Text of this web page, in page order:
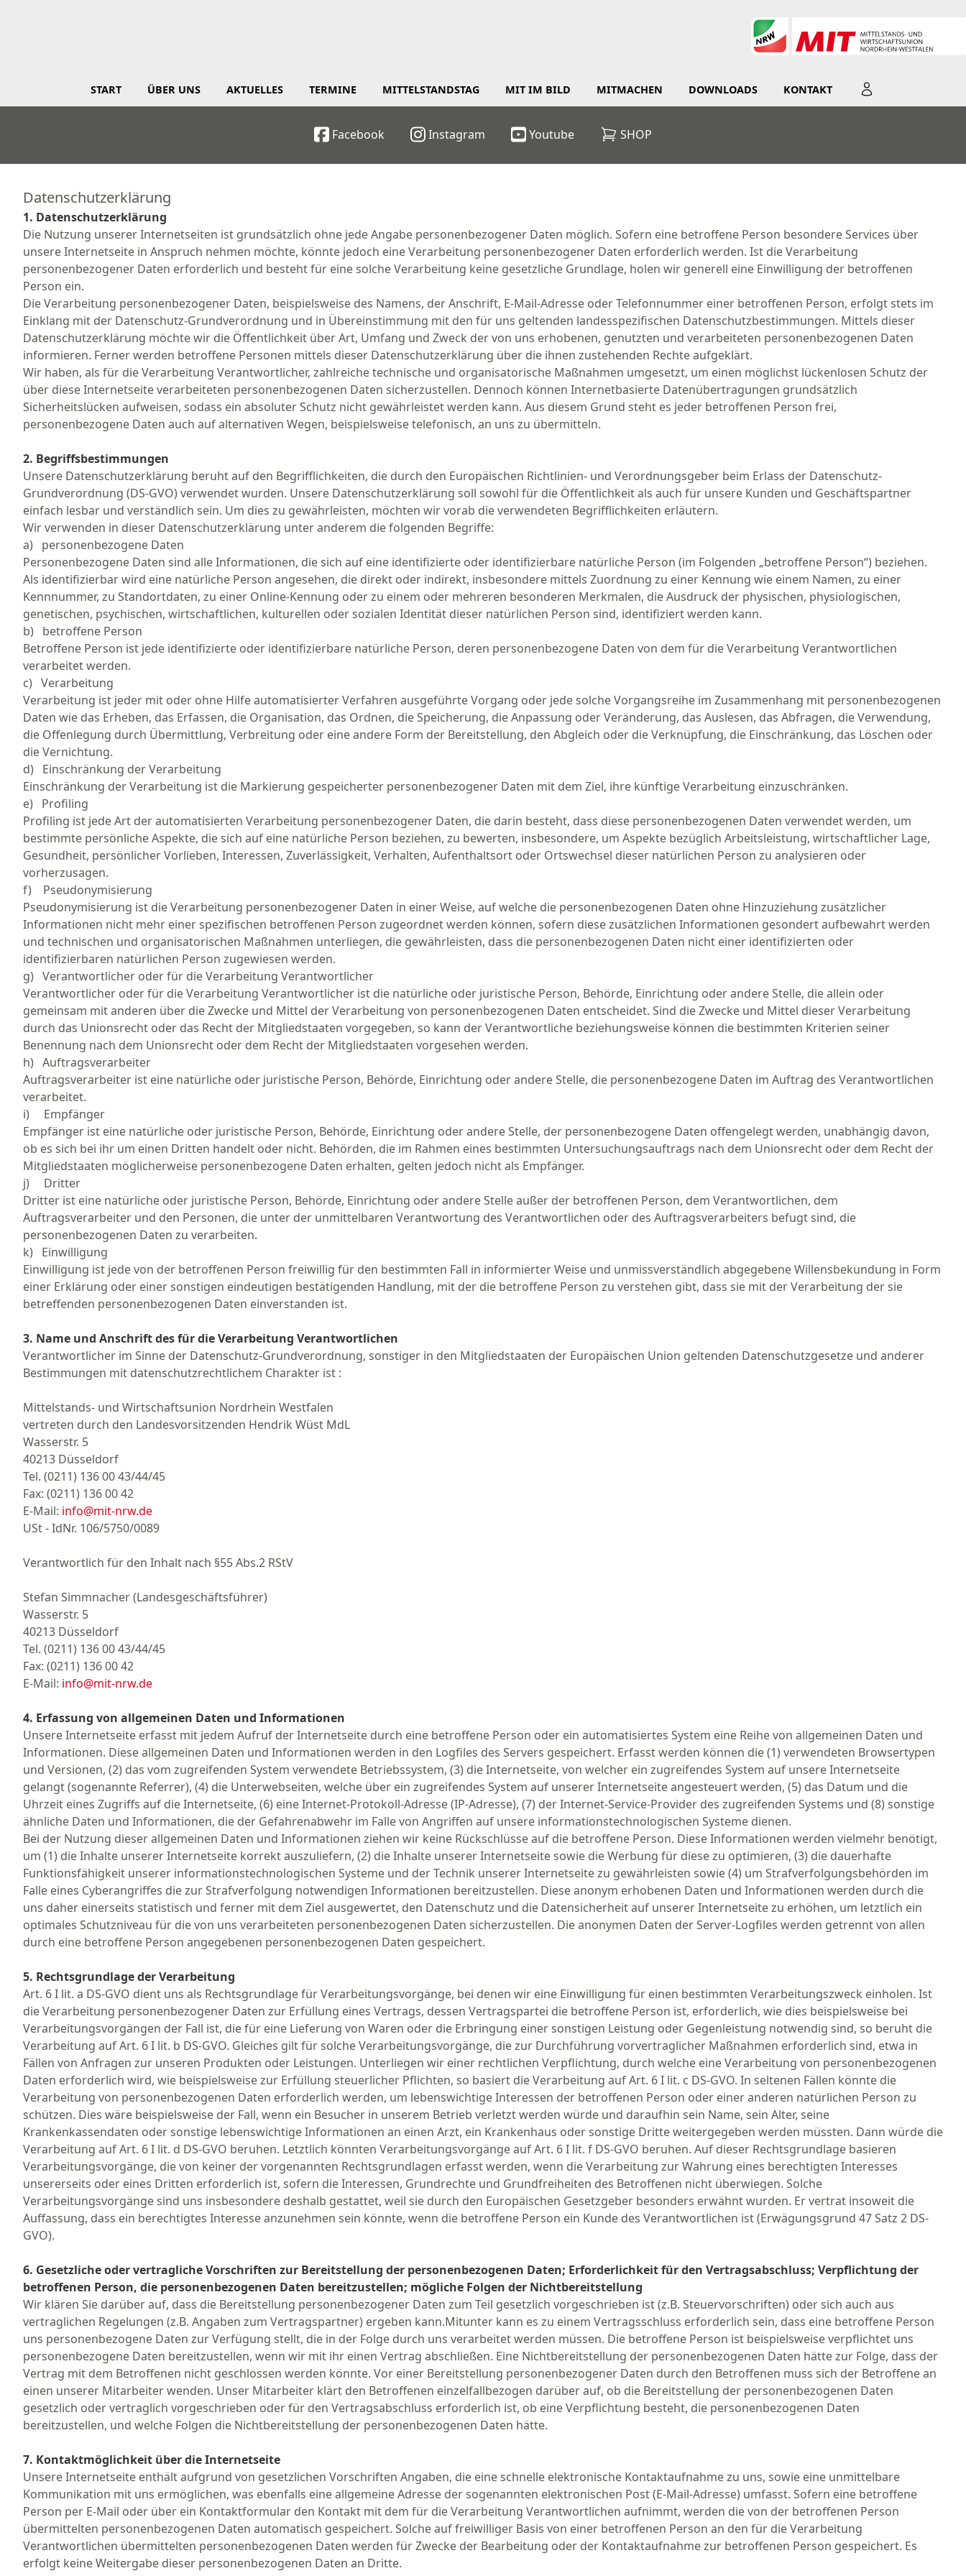
START ÜBER UNS AKTUELLES TERMINE MITTELSTANDSTAG MIT IM BILD MITMACHEN DOWNLOADS KONTAKT
Facebook Instagram Youtube SHOP
Datenschutzerklärung
1. Datenschutzerklärung
Die Nutzung unserer Internetseiten ist grundsätzlich ohne jede Angabe personenbezogener Daten möglich. Sofern eine betroffene Person besondere Services über
unsere Internetseite in Anspruch nehmen möchte, könnte jedoch eine Verarbeitung personenbezogener Daten erforderlich werden. Ist die Verarbeitung
personenbezogener Daten erforderlich und besteht für eine solche Verarbeitung keine gesetzliche Grundlage, holen wir generell eine Einwilligung der betroffenen
Person ein.
Die Verarbeitung personenbezogener Daten, beispielsweise des Namens, der Anschrift, E-Mail-Adresse oder Telefonnummer einer betroffenen Person, erfolgt stets im
Einklang mit der Datenschutz-Grundverordnung und in Übereinstimmung mit den für uns geltenden landesspezifischen Datenschutzbestimmungen. Mittels dieser
Datenschutzerklärung möchte wir die Öffentlichkeit über Art, Umfang und Zweck der von uns erhobenen, genutzten und verarbeiteten personenbezogenen Daten
informieren. Ferner werden betroffene Personen mittels dieser Datenschutzerklärung über die ihnen zustehenden Rechte aufgeklärt.
Wir haben, als für die Verarbeitung Verantwortlicher, zahlreiche technische und organisatorische Maßnahmen umgesetzt, um einen möglichst lückenlosen Schutz der
über diese Internetseite verarbeiteten personenbezogenen Daten sicherzustellen. Dennoch können Internetbasierte Datenübertragungen grundsätzlich
Sicherheitslücken aufweisen, sodass ein absoluter Schutz nicht gewährleistet werden kann. Aus diesem Grund steht es jeder betroffenen Person frei,
personenbezogene Daten auch auf alternativen Wegen, beispielsweise telefonisch, an uns zu übermitteln.
2. Begriffsbestimmungen
Unsere Datenschutzerklärung beruht auf den Begrifflichkeiten, die durch den Europäischen Richtlinien- und Verordnungsgeber beim Erlass der Datenschutz-
Grundverordnung (DS-GVO) verwendet wurden. Unsere Datenschutzerklärung soll sowohl für die Öffentlichkeit als auch für unsere Kunden und Geschäftspartner
einfach lesbar und verständlich sein. Um dies zu gewährleisten, möchten wir vorab die verwendeten Begrifflichkeiten erläutern.
Wir verwenden in dieser Datenschutzerklärung unter anderem die folgenden Begriffe:
a) personenbezogene Daten
Personenbezogene Daten sind alle Informationen, die sich auf eine identifizierte oder identifizierbare natürliche Person (im Folgenden „betroffene Person“) beziehen.
Als identifizierbar wird eine natürliche Person angesehen, die direkt oder indirekt, insbesondere mittels Zuordnung zu einer Kennung wie einem Namen, zu einer
Kennnummer, zu Standortdaten, zu einer Online-Kennung oder zu einem oder mehreren besonderen Merkmalen, die Ausdruck der physischen, physiologischen,
genetischen, psychischen, wirtschaftlichen, kulturellen oder sozialen Identität dieser natürlichen Person sind, identifiziert werden kann.
b) betroffene Person
Betroffene Person ist jede identifizierte oder identifizierbare natürliche Person, deren personenbezogene Daten von dem für die Verarbeitung Verantwortlichen
verarbeitet werden.
c) Verarbeitung
Verarbeitung ist jeder mit oder ohne Hilfe automatisierter Verfahren ausgeführte Vorgang oder jede solche Vorgangsreihe im Zusammenhang mit personenbezogenen
Daten wie das Erheben, das Erfassen, die Organisation, das Ordnen, die Speicherung, die Anpassung oder Veränderung, das Auslesen, das Abfragen, die Verwendung,
die Offenlegung durch Übermittlung, Verbreitung oder eine andere Form der Bereitstellung, den Abgleich oder die Verknüpfung, die Einschränkung, das Löschen oder
die Vernichtung.
d) Einschränkung der Verarbeitung
Einschränkung der Verarbeitung ist die Markierung gespeicherter personenbezogener Daten mit dem Ziel, ihre künftige Verarbeitung einzuschränken.
e) Profiling
Profiling ist jede Art der automatisierten Verarbeitung personenbezogener Daten, die darin besteht, dass diese personenbezogenen Daten verwendet werden, um
bestimmte persönliche Aspekte, die sich auf eine natürliche Person beziehen, zu bewerten, insbesondere, um Aspekte bezüglich Arbeitsleistung, wirtschaftlicher Lage,
Gesundheit, persönlicher Vorlieben, Interessen, Zuverlässigkeit, Verhalten, Aufenthaltsort oder Ortswechsel dieser natürlichen Person zu analysieren oder
vorherzusagen.
f) Pseudonymisierung
Pseudonymisierung ist die Verarbeitung personenbezogener Daten in einer Weise, auf welche die personenbezogenen Daten ohne Hinzuziehung zusätzlicher
Informationen nicht mehr einer spezifischen betroffenen Person zugeordnet werden können, sofern diese zusätzlichen Informationen gesondert aufbewahrt werden
und technischen und organisatorischen Maßnahmen unterliegen, die gewährleisten, dass die personenbezogenen Daten nicht einer identifizierten oder
identifizierbaren natürlichen Person zugewiesen werden.
g) Verantwortlicher oder für die Verarbeitung Verantwortlicher
Verantwortlicher oder für die Verarbeitung Verantwortlicher ist die natürliche oder juristische Person, Behörde, Einrichtung oder andere Stelle, die allein oder
gemeinsam mit anderen über die Zwecke und Mittel der Verarbeitung von personenbezogenen Daten entscheidet. Sind die Zwecke und Mittel dieser Verarbeitung
durch das Unionsrecht oder das Recht der Mitgliedstaaten vorgegeben, so kann der Verantwortliche beziehungsweise können die bestimmten Kriterien seiner
Benennung nach dem Unionsrecht oder dem Recht der Mitgliedstaaten vorgesehen werden.
h) Auftragsverarbeiter
Auftragsverarbeiter ist eine natürliche oder juristische Person, Behörde, Einrichtung oder andere Stelle, die personenbezogene Daten im Auftrag des Verantwortlichen
verarbeitet.
i) Empfänger
Empfänger ist eine natürliche oder juristische Person, Behörde, Einrichtung oder andere Stelle, der personenbezogene Daten offengelegt werden, unabhängig davon,
ob es sich bei ihr um einen Dritten handelt oder nicht. Behörden, die im Rahmen eines bestimmten Untersuchungsauftrags nach dem Unionsrecht oder dem Recht der
Mitgliedstaaten möglicherweise personenbezogene Daten erhalten, gelten jedoch nicht als Empfänger.
j) Dritter
Dritter ist eine natürliche oder juristische Person, Behörde, Einrichtung oder andere Stelle außer der betroffenen Person, dem Verantwortlichen, dem
Auftragsverarbeiter und den Personen, die unter der unmittelbaren Verantwortung des Verantwortlichen oder des Auftragsverarbeiters befugt sind, die
personenbezogenen Daten zu verarbeiten.
k) Einwilligung
Einwilligung ist jede von der betroffenen Person freiwillig für den bestimmten Fall in informierter Weise und unmissverständlich abgegebene Willensbekundung in Form
einer Erklärung oder einer sonstigen eindeutigen bestätigenden Handlung, mit der die betroffene Person zu verstehen gibt, dass sie mit der Verarbeitung der sie
betreffenden personenbezogenen Daten einverstanden ist.
3. Name und Anschrift des für die Verarbeitung Verantwortlichen
Verantwortlicher im Sinne der Datenschutz-Grundverordnung, sonstiger in den Mitgliedstaaten der Europäischen Union geltenden Datenschutzgesetze und anderer
Bestimmungen mit datenschutzrechtlichem Charakter ist :
Mittelstands- und Wirtschaftsunion Nordrhein Westfalen
vertreten durch den Landesvorsitzenden Hendrik Wüst MdL
Wasserstr. 5
40213 Düsseldorf
Tel. (0211) 136 00 43/44/45
Fax: (0211) 136 00 42
E-Mail: info@mit-nrw.de
USt - IdNr. 106/5750/0089
Verantwortlich für den Inhalt nach §55 Abs.2 RStV
Stefan Simmnacher (Landesgeschäftsführer)
Wasserstr. 5
40213 Düsseldorf
Tel. (0211) 136 00 43/44/45
Fax: (0211) 136 00 42
E-Mail: info@mit-nrw.de
4. Erfassung von allgemeinen Daten und Informationen
Unsere Internetseite erfasst mit jedem Aufruf der Internetseite durch eine betroffene Person oder ein automatisiertes System eine Reihe von allgemeinen Daten und
Informationen. Diese allgemeinen Daten und Informationen werden in den Logfiles des Servers gespeichert. Erfasst werden können die (1) verwendeten Browsertypen
und Versionen, (2) das vom zugreifenden System verwendete Betriebssystem, (3) die Internetseite, von welcher ein zugreifendes System auf unsere Internetseite
gelangt (sogenannte Referrer), (4) die Unterwebseiten, welche über ein zugreifendes System auf unserer Internetseite angesteuert werden, (5) das Datum und die
Uhrzeit eines Zugriffs auf die Internetseite, (6) eine Internet-Protokoll-Adresse (IP-Adresse), (7) der Internet-Service-Provider des zugreifenden Systems und (8) sonstige
ähnliche Daten und Informationen, die der Gefahrenabwehr im Falle von Angriffen auf unsere informationstechnologischen Systeme dienen.
Bei der Nutzung dieser allgemeinen Daten und Informationen ziehen wir keine Rückschlüsse auf die betroffene Person. Diese Informationen werden vielmehr benötigt,
um (1) die Inhalte unserer Internetseite korrekt auszuliefern, (2) die Inhalte unserer Internetseite sowie die Werbung für diese zu optimieren, (3) die dauerhafte
Funktionsfähigkeit unserer informationstechnologischen Systeme und der Technik unserer Internetseite zu gewährleisten sowie (4) um Strafverfolgungsbehörden im
Falle eines Cyberangriffes die zur Strafverfolgung notwendigen Informationen bereitzustellen. Diese anonym erhobenen Daten und Informationen werden durch die
uns daher einerseits statistisch und ferner mit dem Ziel ausgewertet, den Datenschutz und die Datensicherheit auf unserer Internetseite zu erhöhen, um letztlich ein
optimales Schutzniveau für die von uns verarbeiteten personenbezogenen Daten sicherzustellen. Die anonymen Daten der Server-Logfiles werden getrennt von allen
durch eine betroffene Person angegebenen personenbezogenen Daten gespeichert.
5. Rechtsgrundlage der Verarbeitung
Art. 6 I lit. a DS-GVO dient uns als Rechtsgrundlage für Verarbeitungsvorgänge, bei denen wir eine Einwilligung für einen bestimmten Verarbeitungszweck einholen. Ist
die Verarbeitung personenbezogener Daten zur Erfüllung eines Vertrags, dessen Vertragspartei die betroffene Person ist, erforderlich, wie dies beispielsweise bei
Verarbeitungsvorgängen der Fall ist, die für eine Lieferung von Waren oder die Erbringung einer sonstigen Leistung oder Gegenleistung notwendig sind, so beruht die
Verarbeitung auf Art. 6 I lit. b DS-GVO. Gleiches gilt für solche Verarbeitungsvorgänge, die zur Durchführung vorvertraglicher Maßnahmen erforderlich sind, etwa in
Fällen von Anfragen zur unseren Produkten oder Leistungen. Unterliegen wir einer rechtlichen Verpflichtung, durch welche eine Verarbeitung von personenbezogenen
Daten erforderlich wird, wie beispielsweise zur Erfüllung steuerlicher Pflichten, so basiert die Verarbeitung auf Art. 6 I lit. c DS-GVO. In seltenen Fällen könnte die
Verarbeitung von personenbezogenen Daten erforderlich werden, um lebenswichtige Interessen der betroffenen Person oder einer anderen natürlichen Person zu
schützen. Dies wäre beispielsweise der Fall, wenn ein Besucher in unserem Betrieb verletzt werden würde und daraufhin sein Name, sein Alter, seine
Krankenkassendaten oder sonstige lebenswichtige Informationen an einen Arzt, ein Krankenhaus oder sonstige Dritte weitergegeben werden müssten. Dann würde die
Verarbeitung auf Art. 6 I lit. d DS-GVO beruhen. Letztlich könnten Verarbeitungsvorgänge auf Art. 6 I lit. f DS-GVO beruhen. Auf dieser Rechtsgrundlage basieren
Verarbeitungsvorgänge, die von keiner der vorgenannten Rechtsgrundlagen erfasst werden, wenn die Verarbeitung zur Wahrung eines berechtigten Interesses
unsererseits oder eines Dritten erforderlich ist, sofern die Interessen, Grundrechte und Grundfreiheiten des Betroffenen nicht überwiegen. Solche
Verarbeitungsvorgänge sind uns insbesondere deshalb gestattet, weil sie durch den Europäischen Gesetzgeber besonders erwähnt wurden. Er vertrat insoweit die
Auffassung, dass ein berechtigtes Interesse anzunehmen sein könnte, wenn die betroffene Person ein Kunde des Verantwortlichen ist (Erwägungsgrund 47 Satz 2 DS-
GVO).
6. Gesetzliche oder vertragliche Vorschriften zur Bereitstellung der personenbezogenen Daten; Erforderlichkeit für den Vertragsabschluss; Verpflichtung der
betroffenen Person, die personenbezogenen Daten bereitzustellen; mögliche Folgen der Nichtbereitstellung
Wir klären Sie darüber auf, dass die Bereitstellung personenbezogener Daten zum Teil gesetzlich vorgeschrieben ist (z.B. Steuervorschriften) oder sich auch aus
vertraglichen Regelungen (z.B. Angaben zum Vertragspartner) ergeben kann.Mitunter kann es zu einem Vertragsschluss erforderlich sein, dass eine betroffene Person
uns personenbezogene Daten zur Verfügung stellt, die in der Folge durch uns verarbeitet werden müssen. Die betroffene Person ist beispielsweise verpflichtet uns
personenbezogene Daten bereitzustellen, wenn wir mit ihr einen Vertrag abschließen. Eine Nichtbereitstellung der personenbezogenen Daten hätte zur Folge, dass der
Vertrag mit dem Betroffenen nicht geschlossen werden könnte. Vor einer Bereitstellung personenbezogener Daten durch den Betroffenen muss sich der Betroffene an
einen unserer Mitarbeiter wenden. Unser Mitarbeiter klärt den Betroffenen einzelfallbezogen darüber auf, ob die Bereitstellung der personenbezogenen Daten
gesetzlich oder vertraglich vorgeschrieben oder für den Vertragsabschluss erforderlich ist, ob eine Verpflichtung besteht, die personenbezogenen Daten
bereitzustellen, und welche Folgen die Nichtbereitstellung der personenbezogenen Daten hätte.
7. Kontaktmöglichkeit über die Internetseite
Unsere Internetseite enthält aufgrund von gesetzlichen Vorschriften Angaben, die eine schnelle elektronische Kontaktaufnahme zu uns, sowie eine unmittelbare
Kommunikation mit uns ermöglichen, was ebenfalls eine allgemeine Adresse der sogenannten elektronischen Post (E-Mail-Adresse) umfasst. Sofern eine betroffene
Person per E-Mail oder über ein Kontaktformular den Kontakt mit dem für die Verarbeitung Verantwortlichen aufnimmt, werden die von der betroffenen Person
übermittelten personenbezogenen Daten automatisch gespeichert. Solche auf freiwilliger Basis von einer betroffenen Person an den für die Verarbeitung
Verantwortlichen übermittelten personenbezogenen Daten werden für Zwecke der Bearbeitung oder der Kontaktaufnahme zur betroffenen Person gespeichert. Es
erfolgt keine Weitergabe dieser personenbezogenen Daten an Dritte.